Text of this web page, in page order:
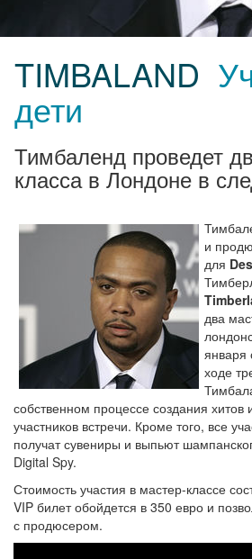
TIMBALAND
дети
Тимбаленд проведет
класса в Лондоне в
и
для
два
января
ходе
собственном процессе создания хитов
участников встречи. Кроме того, все
получат сувениры и выпьют
Digital Spy.
Стоимость участия в мастер-классе
VIP билет обойдется в 350 евро и
с продюсером.